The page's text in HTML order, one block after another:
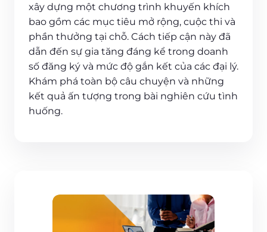
xây dựng một chương trình khuyến khích
bao gồm các mục tiêu mở rộng, cuộc thi và
phần thưởng tại chỗ. Cách tiếp cận này đã
dẫn đến sự gia tăng đáng kể trong doanh
số đăng ký và mức độ gắn kết của các đại lý.
Khám phá toàn bộ câu chuyện và những
kết quả ấn tượng trong bài nghiên cứu tình
huống.